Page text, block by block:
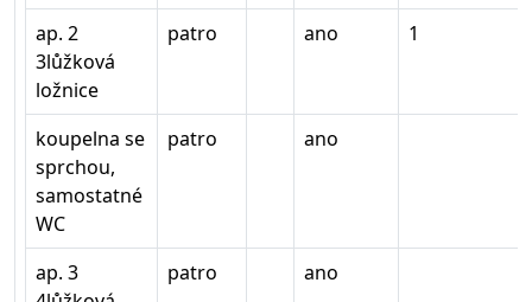
ap. 2
3lůžková
ložnice
patro ano 1
koupelna se
sprchou,
samostatné
WC
patro ano
ap. 3
patro ano